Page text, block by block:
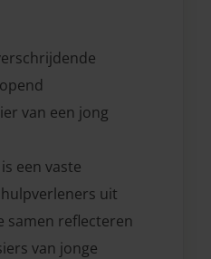
van een jong
een vaste
uit
samen reflecteren
van jonge